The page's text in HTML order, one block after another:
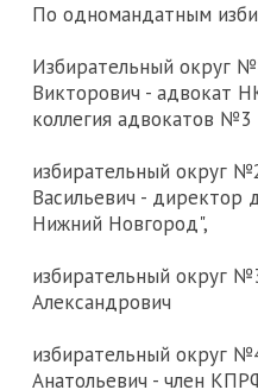
По одномандатным
Избирательный округ
Викторович - адвокат
коллегия адвокатов №3
избирательный округ
Васильевич - директор
Нижний Новгород",
избирательный округ
Александрович
избирательный округ
Анатольевич - член